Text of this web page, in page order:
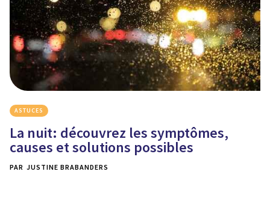
ASTUCES
La nuit: découvrez les symptômes,
causes et solutions possibles
PAR JUSTINE BRABANDERS